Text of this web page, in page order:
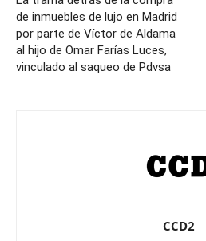
de inmuebles de lujo en Madrid
por parte de Víctor de Aldama
al hijo de Omar Farías Luces,
vinculado al saqueo de Pdvsa
CCD2